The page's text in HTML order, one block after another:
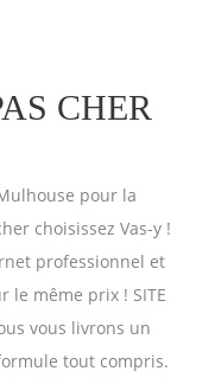
CHER
pour la
choisissez Vas-y !
professionnel et
le même prix ! SITE
vous livrons un
tout compris.